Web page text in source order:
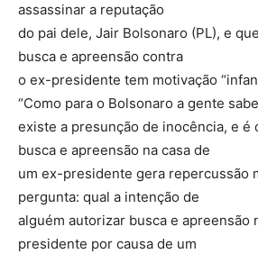
assassinar a reputação
do pai dele, Jair Bolsonaro (PL), e
busca e apreensão contra
o ex-presidente tem motivação
“Como para o Bolsonaro a gente
existe a presunção de inocência, e é
busca e apreensão na casa de
um ex-presidente gera repercussão
pergunta: qual a intenção de
alguém autorizar busca e apreensão
presidente por causa de um